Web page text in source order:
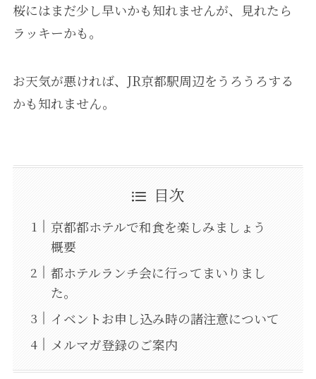
桜にはまだ少し早いかも知れませんが、見れたら
ラッキーかも。
お天気が悪ければ、JR京都駅周辺をうろうろする
かも知れません。
目次
京都都ホテルで和食を楽しみましょう
概要
都ホテルランチ会に行ってまいりまし
た。
イベントお申し込み時の諸注意について
メルマガ登録のご案内